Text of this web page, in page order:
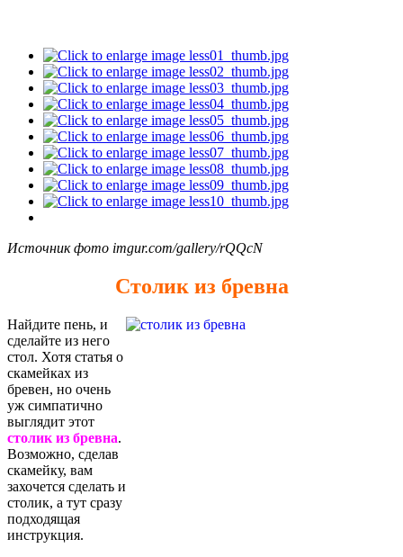
Источник фото imgur.com/gallery/rQQcN
Столик из бревна
Найдите пень, и
сделайте из него
стол. Хотя статья о
скамейках из
бревен, но очень
уж симпатично
выглядит этот
столик из бревна.
Возможно, сделав
скамейку, вам
захочется сделать и
столик, а тут сразу
подходящая
инструкция.